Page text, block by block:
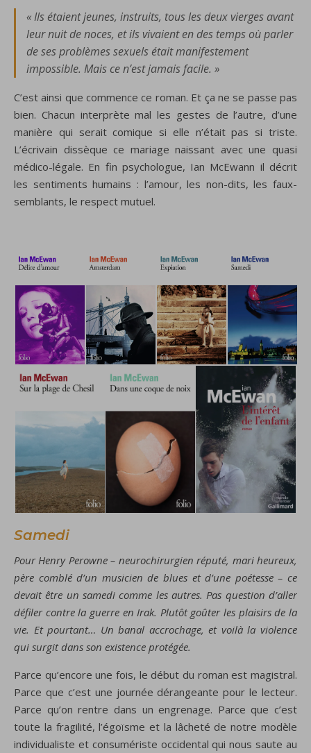
« Ils étaient jeunes, instruits, tous les deux vierges avant
leur nuit de noces, et ils vivaient en des temps où parler
de ses problèmes sexuels était manifestement
impossible. Mais ce n’est jamais facile. »
C’est ainsi que commence ce roman. Et ça ne se passe pas
bien. Chacun interprète mal les gestes de l’autre, d’une
manière qui serait comique si elle n’était pas si triste.
L’écrivain dissèque ce mariage naissant avec une quasi
médico-légale. En fin psychologue, Ian McEwann il décrit
les sentiments humains : l’amour, les non-dits, les faux-
semblants, le respect mutuel.
Samedi
Pour Henry Perowne – neurochirurgien réputé, mari heureux,
père comblé d’un musicien de blues et d’une poétesse – ce
devait être un samedi comme les autres. Pas question d’aller
défiler contre la guerre en Irak. Plutôt goûter les plaisirs de la
vie. Et pourtant… Un banal accrochage, et voilà la violence
qui surgit dans son existence protégée.
Parce qu’encore une fois, le début du roman est magistral.
Parce que c’est une journée dérangeante pour le lecteur.
Parce qu’on rentre dans un engrenage. Parce que c’est
toute la fragilité, l’égoïsme et la lâcheté de notre modèle
individualiste et consumériste occidental qui nous saute au